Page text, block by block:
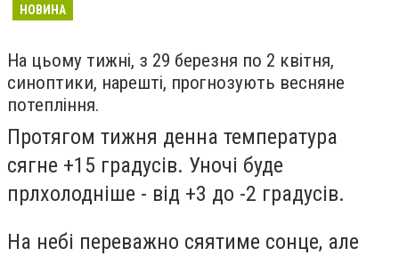
НОВИНА
На цьому тижні, з 29 березня по 2 квітня,
синоптики, нарешті, прогнозують весняне
потепління.
Протягом тижня денна температура
сягне +15 градусів. Уночі буде
прлхолодніше - від +3 до -2 градусів.
На небі переважно сяятиме сонце, але